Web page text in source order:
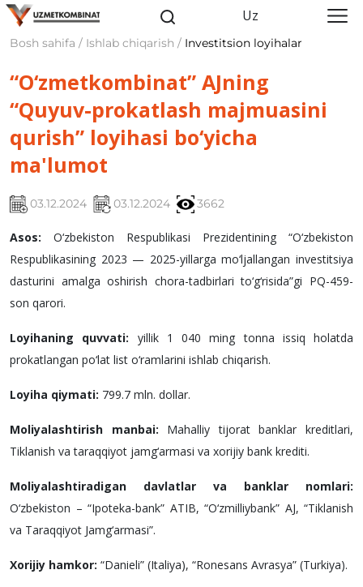
Uz
Bosh sahifa / Ishlab chiqarish / Investitsion loyihalar
“O‘zmetkombinat” AJning
“Quyuv-prokatlash majmuasini
qurish” loyihasi bo‘yicha
ma'lumot
03.12.2024 03.12.2024 3662
Asos: O‘zbekiston Respublikasi Prezidentining “O‘zbekiston
Respublikasining 2023 — 2025-yillarga mo‘ljallangan investitsiya
dasturini amalga oshirish chora-tadbirlari to‘g‘risida”gi PQ-459-
son qarori.
Loyihaning quvvati: yillik 1 040 ming tonna issiq holatda
prokatlangan po‘lat list o‘ramlarini ishlab chiqarish.
Loyiha qiymati: 799.7 mln. dollar.
Moliyalashtirish manbai: Mahalliy tijorat banklar kreditlari,
Tiklanish va taraqqiyot jamg‘armasi va xorijiy bank krediti.
Moliyalashtiradigan davlatlar va banklar nomlari:
O‘zbekiston – “Ipoteka-bank” ATIB, “O‘zmilliybank” AJ, “Tiklanish
va Taraqqiyot Jamg‘armasi”.
Xorijiy hamkor: “Danieli” (Italiya), “Ronesans Avrasya” (Turkiya).